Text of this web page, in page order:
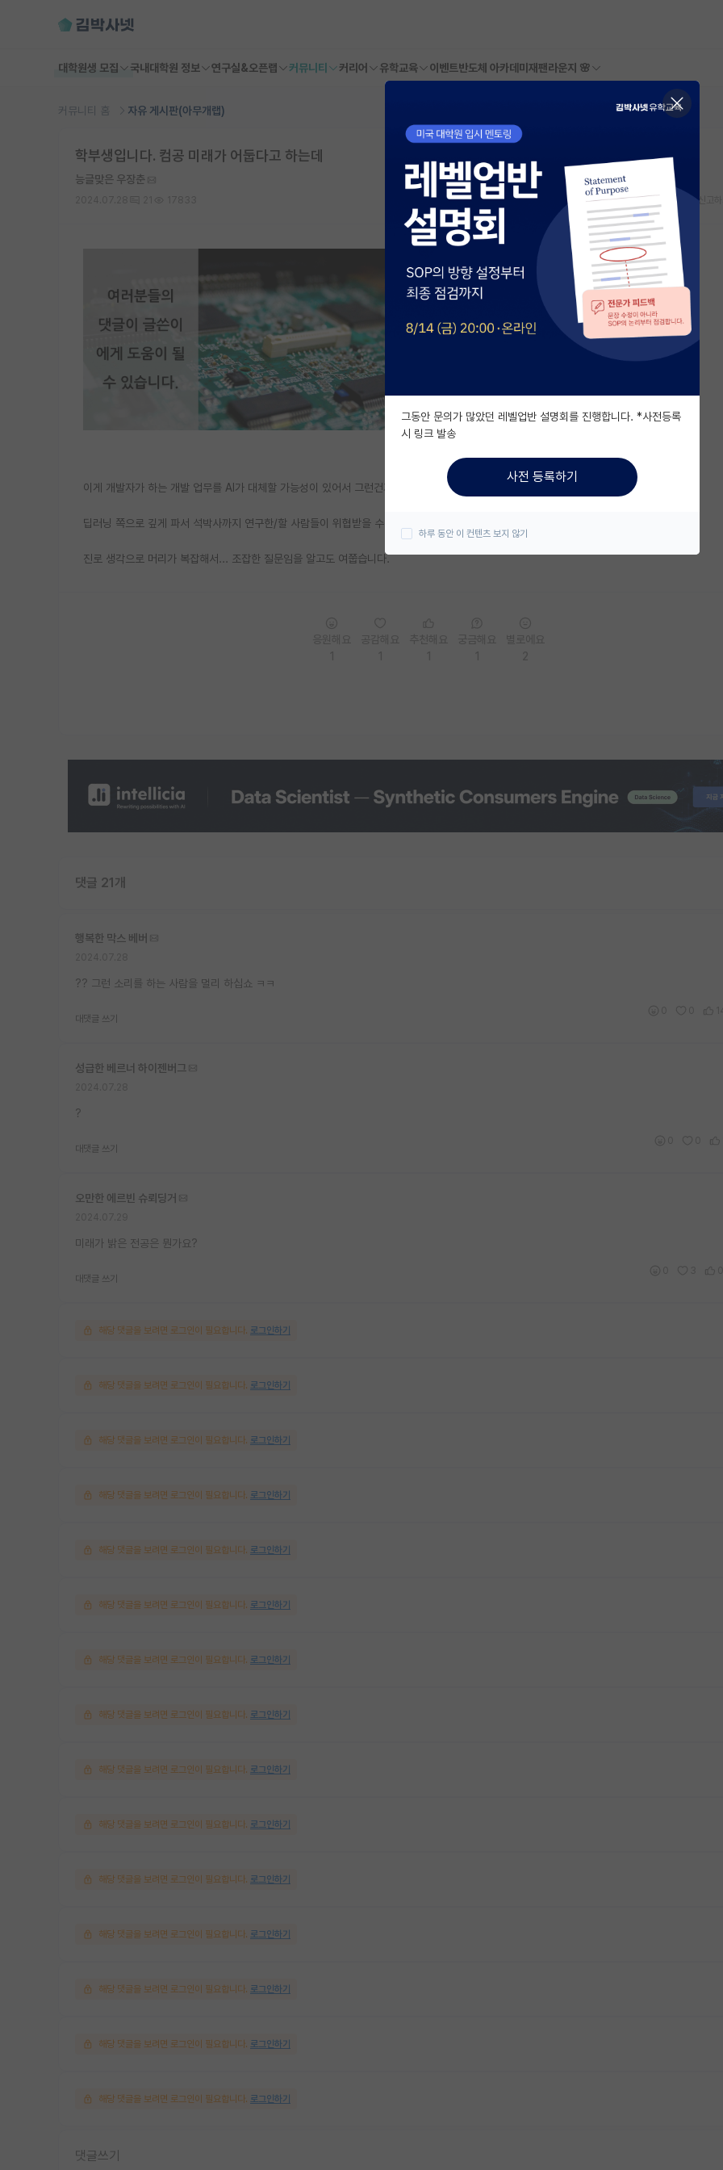
대학원생 모집 국내대학원 정보 연구실&오픈랩 커뮤니티 커리어 유학교육 이벤트반도체 아카데미 재팬라운지 🌸
커뮤니티 홈 자유 게시판(아무개랩)
학부생입니다. 컴공 미래가 어둡다고 하는데
능글맞은 우장춘
스크랩 신고하
이게 개발자가 하는 개발 업무를 AI가 대체할 가능성이 있어서 그런건가요?
딥러닝 쪽으로 깊게 파서 석박사까지 연구한/할 사람들이 위협받을 수준은 아니죠?
진로 생각으로 머리가 복잡해서... 조잡한 질문임을 알고도 여쭙습니다.
댓글 21개
행복한 막스 베버
?? 그런 소리를 하는 사람을 멀리 하십쇼 ㅋㅋ
대댓글 쓰기
성급한 베르너 하이젠버그
?
대댓글 쓰기
오만한 에르빈 슈뢰딩거
미래가 밝은 전공은 뭔가요?
대댓글 쓰기
해당 댓글을 보려면 로그인이 필요합니다. 로그인하기
해당 댓글을 보려면 로그인이 필요합니다. 로그인하기
해당 댓글을 보려면 로그인이 필요합니다. 로그인하기
해당 댓글을 보려면 로그인이 필요합니다. 로그인하기
해당 댓글을 보려면 로그인이 필요합니다. 로그인하기
해당 댓글을 보려면 로그인이 필요합니다. 로그인하기
해당 댓글을 보려면 로그인이 필요합니다. 로그인하기
해당 댓글을 보려면 로그인이 필요합니다. 로그인하기
해당 댓글을 보려면 로그인이 필요합니다. 로그인하기
해당 댓글을 보려면 로그인이 필요합니다. 로그인하기
해당 댓글을 보려면 로그인이 필요합니다. 로그인하기
해당 댓글을 보려면 로그인이 필요합니다. 로그인하기
해당 댓글을 보려면 로그인이 필요합니다. 로그인하기
해당 댓글을 보려면 로그인이 필요합니다. 로그인하기
해당 댓글을 보려면 로그인이 필요합니다. 로그인하기
댓글쓰기
그동안 문의가 많았던 레벨업반 설명회를 진행합니다. *사전등록
시 링크 발송
사전 등록하기
하루 동안 이 컨텐츠 보지 않기